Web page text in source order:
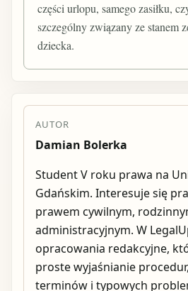
części urlopu, samego zasiłku,
szczególny związany ze stanem
dziecka.
AUTOR
Damian Bolerka
Student V roku prawa na
Gdańskim. Interesuje się
prawem cywilnym,
administracyjnym. W
opracowania redakcyjne,
proste wyjaśnianie
terminów i typowych